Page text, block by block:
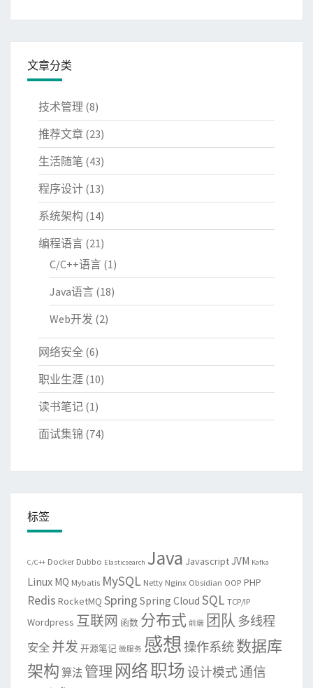
文章分类
技术管理 (8)
推荐文章 (23)
生活随笔 (43)
程序设计 (13)
系统架构 (14)
编程语言 (21)
C/C++语言 (1)
Java语言 (18)
Web开发 (2)
网络安全 (6)
职业生涯 (10)
读书笔记 (1)
面试集锦 (74)
标签
C/C++ Docker Dubbo Elasticsearch Java JavascriptJVM Kafka
Linux MQ Mybatis MySQL Netty Nginx Obsidian OOP PHP
Redis RocketMQ Spring Spring Cloud SQL TCP/IP
Wordpress 互联网 函数 分布式 前端 团队 多线程
安全 并发 开源笔记 微服务 感想操作系统数据库
架构 算法 管理 网络职场设计模式通信